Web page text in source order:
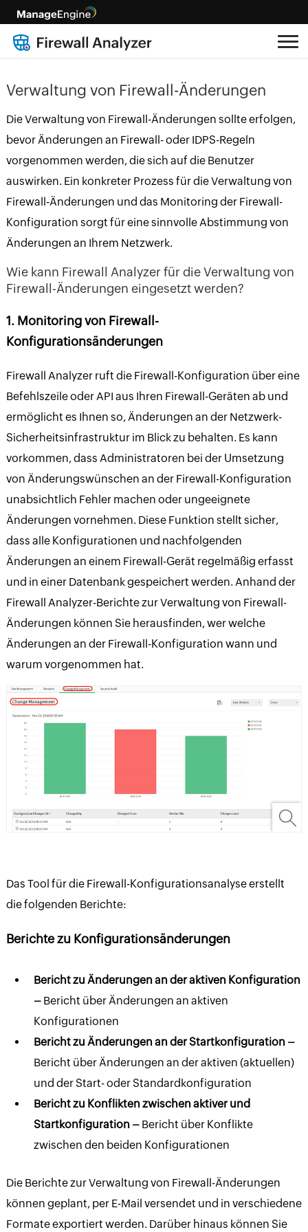
Verwaltung von Firewall-Änderungen
Die Verwaltung von Firewall-Änderungen sollte erfolgen,
bevor Änderungen an Firewall- oder IDPS-Regeln
vorgenommen werden, die sich auf die Benutzer
auswirken. Ein konkreter Prozess für die Verwaltung von
Firewall-Änderungen und das Monitoring der Firewall-
Konfiguration sorgt für eine sinnvolle Abstimmung von
Änderungen an Ihrem Netzwerk.
Wie kann Firewall Analyzer für die Verwaltung von
Firewall-Änderungen eingesetzt werden?
1. Monitoring von Firewall-
Konfigurationsänderungen
Firewall Analyzer ruft die Firewall-Konfiguration über eine
Befehlszeile oder API aus Ihren Firewall-Geräten ab und
ermöglicht es Ihnen so, Änderungen an der Netzwerk-
Sicherheitsinfrastruktur im Blick zu behalten. Es kann
vorkommen, dass Administratoren bei der Umsetzung
von Änderungswünschen an der Firewall-Konfiguration
unabsichtlich Fehler machen oder ungeeignete
Änderungen vornehmen. Diese Funktion stellt sicher,
dass alle Konﬁgurationen und nachfolgenden
Änderungen an einem Firewall-Gerät regelmäßig erfasst
und in einer Datenbank gespeichert werden. Anhand der
Firewall Analyzer-Berichte zur Verwaltung von Firewall-
Änderungen können Sie herausfinden, wer welche
Änderungen an der Firewall-Konfiguration wann und
warum vorgenommen hat.
Das Tool für die Firewall-Konfigurationsanalyse erstellt
die folgenden Berichte:
Berichte zu Konfigurationsänderungen
Bericht zu Änderungen an der aktiven Konfiguration
–Bericht über Änderungen an aktiven
Konfigurationen
Bericht zu Änderungen an der Startkonfiguration –
Bericht über Änderungen an der aktiven (aktuellen)
und der Start- oder Standardkonfiguration
Bericht zu Konflikten zwischen aktiver und
Startkonfiguration –Bericht über Konflikte
zwischen den beiden Konfigurationen
Die Berichte zur Verwaltung von Firewall-Änderungen
können geplant, per E-Mail versendet und in verschiedene
Formate exportiert werden. Darüber hinaus können Sie